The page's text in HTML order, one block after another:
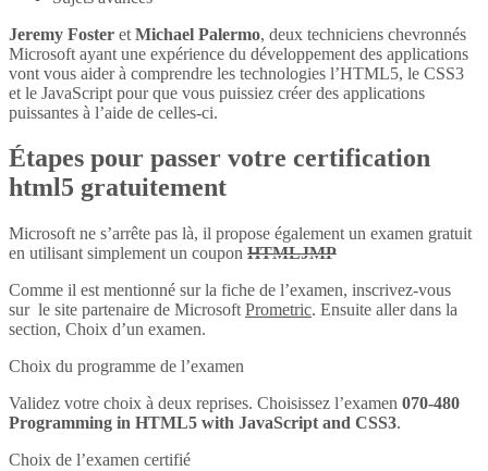
Jeremy Foster et Michael Palermo, deux techniciens chevronnés
Microsoft ayant une expérience du développement des applications
vont vous aider à comprendre les technologies l’HTML5, le CSS3
et le JavaScript pour que vous puissiez créer des applications
puissantes à l’aide de celles-ci.
Étapes pour passer votre certification
html5 gratuitement
Microsoft ne s’arrête pas là, il propose également un examen gratuit
en utilisant simplement un coupon HTMLJMP
Comme il est mentionné sur la fiche de l’examen, inscrivez-vous
sur le site partenaire de Microsoft Prometric. Ensuite aller dans la
section, Choix d’un examen.
Choix du programme de l’examen
Validez votre choix à deux reprises. Choisissez l’examen 070-480
Programming in HTML5 with JavaScript and CSS3.
Choix de l’examen certifié